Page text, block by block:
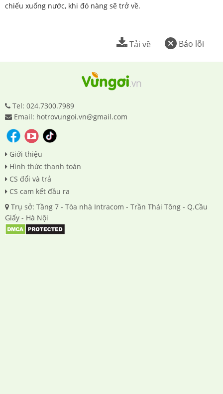
chiếu xuống nước, khi đó nàng sẽ trở về.
Báo lỗi
Tải về
Tel: 024.7300.7989
Email: hotrovungoi.vn@gmail.com
Giới thiệu
Hình thức thanh toán
CS đổi và trả
CS cam kết đầu ra
Trụ sở: Tầng 7 - Tòa nhà Intracom - Trần Thái Tông - Q.Cầu
Giấy - Hà Nội